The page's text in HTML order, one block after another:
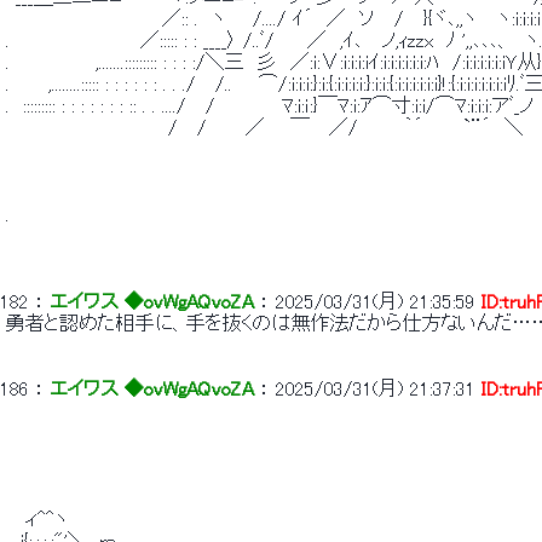
／:: .　ヽ　　/..../ ｲ´　／　ソ 　/ 　}{ヾ､,,ヽ　 ヽ:i:i:i:i:〉ゞ
.　　　　　 　 　 　 ／::::: : : ____〉 /..ﾞ/　　 ／　,ｲ､　 ノ,ｨzzx　ﾉ ',,､､､、
.　　　　　　 ,.......::::::::: : : : :/＼三　彡　／:i:∨:i:i:i:iｲ:i:i:i:i:i:i:ﾊ　/:i:i:i:i:i:i
.　 　 ,........::::: : : : : : : . . ./ 　/..　　⌒/:i:i:i:}:i:{:i:i:i:i:}:i:i:{:i:i:i:i:i:i}!:{:i:i:i:i:i:i:i
.　::::::::: : : : : : : : :: . . ..../ 　/　　　　　ﾏ:i:ｉ:}￣ﾏ:i:ｱ⌒寸:i:i/⌒ﾏ:i:i:i:アﾞ_
/ 　/ 　 　／ 　 ￣　 ／/　　　 ｀´　　　`¨´　＼ 　＼.
182 ： エイワス ◆ovWgAQvoZA ： 2025/03/31(月) 21:35:59
勇者と認めた相手に、手を抜くのは無作法だから仕方ないんだ
186 ： エイワス ◆ovWgAQvoZA ： 2025/03/31(月) 21:37:31
ィ^^ヽ　　　　　　　　　　　　　　　　　　　　　　　　　　　　　　　　